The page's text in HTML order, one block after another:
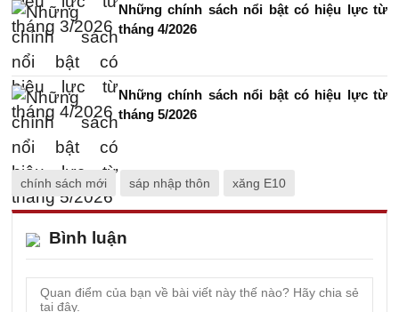
Những chính sách nổi bật có hiệu lực từ
tháng 4/2026
Những chính sách nổi bật có hiệu lực từ
tháng 5/2026
chính sách mới sáp nhập thôn xăng E10
Bình luận